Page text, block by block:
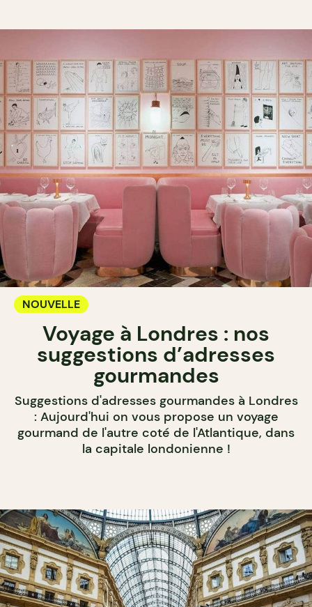
NOUVELLE
Voyage à Londres : nos
suggestions d’adresses
gourmandes
Suggestions d'adresses gourmandes à Londres
: Aujourd'hui on vous propose un voyage
gourmand de l'autre coté de l'Atlantique, dans
la capitale londonienne !